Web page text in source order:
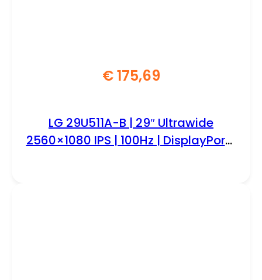
€175,69
LG 29U511A-B | 29″ Ultrawide
2560×1080 IPS | 100Hz | DisplayPort |